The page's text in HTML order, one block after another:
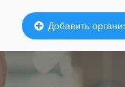
Добавить